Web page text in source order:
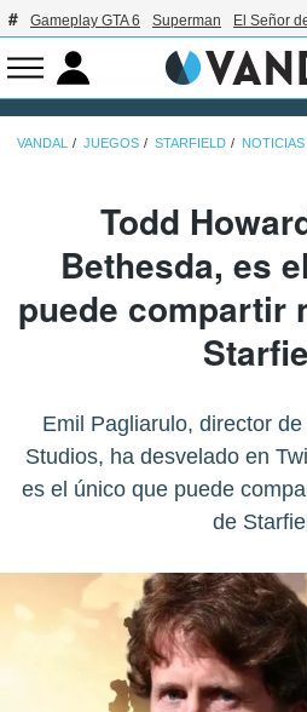
Gameplay GTA 6 Superman El Señor
VANDAL JUEGOS STARFIELD NOTICIAS
Todd
Bethesda, es
puede compartir
Emil Pagliarulo, director
Studios, ha desvelado en
es el único que puede
de